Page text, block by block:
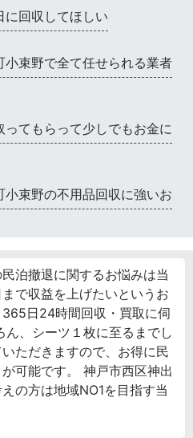
に回収してほしい
小束野で全て任せられる業者
ってもらって少しでもお金に
小束野の不用品回収に強いお
泊撤退に関するお悩みは当
で収益を上げたいというお
日24時間回収・買取に伺
、シーツ１枚に至るまでし
ただきますので、お得に民
可能です。 神戸市西区神出
の方は地域NO1を目指す当